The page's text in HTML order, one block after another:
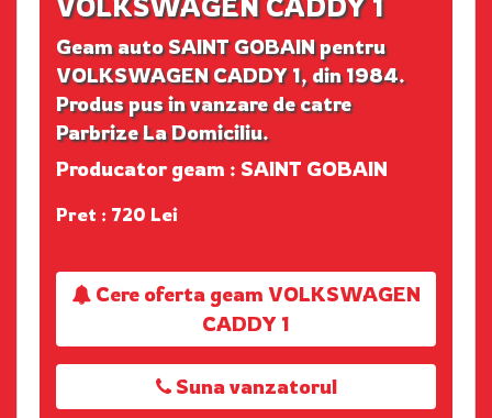
VOLKSWAGEN CADDY 1
Geam auto SAINT GOBAIN pentru
VOLKSWAGEN CADDY 1, din 1984.
Produs pus in vanzare de catre
Parbrize La Domiciliu.
Producator geam : SAINT GOBAIN
Pret : 720 Lei
Cere oferta geam VOLKSWAGEN
CADDY 1
Suna vanzatorul